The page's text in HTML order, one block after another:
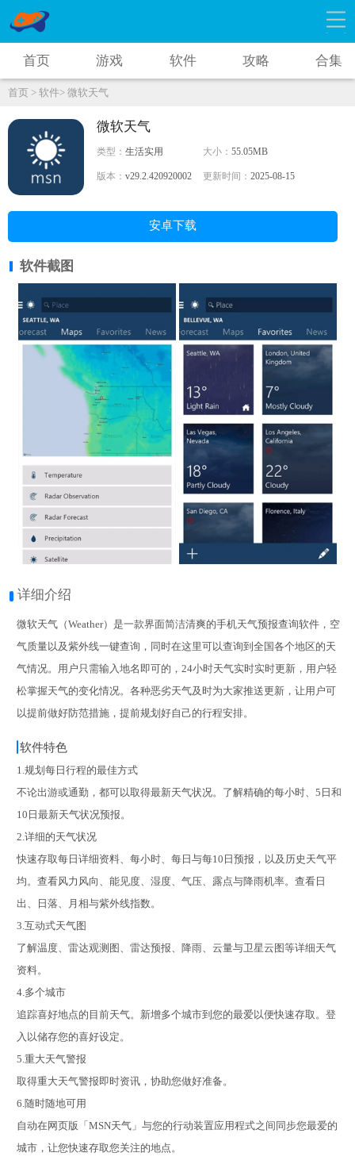
首页 游戏 软件 攻略 合集
首页 > 软件> 微软天气
微软天气
类型：生活实用 大小： 55.05MB
版本：v29.2.420920002 更新时间： 2025-08-15
安卓下载
软件截图
详细介绍
微软天气（Weather）是一款界面简洁清爽的手机天气预报查询软件，空
气质量以及紫外线一键查询，同时在这里可以查询到全国各个地区的天
气情况。用户只需输入地名即可的，24小时天气实时实时更新，用户轻
松掌握天气的变化情况。各种恶劣天气及时为大家推送更新，让用户可
以提前做好防范措施，提前规划好自己的行程安排。
软件特色
1.规划每日行程的最佳方式
不论出游或通勤，都可以取得最新天气状况。了解精确的每小时、5日和
10日最新天气状况预报。
2.详细的天气状况
快速存取每日详细资料、每小时、每日与每10日预报，以及历史天气平
均。查看风力风向、能见度、湿度、气压、露点与降雨机率。查看日
出、日落、月相与紫外线指数。
3.互动式天气图
了解温度、雷达观测图、雷达预报、降雨、云量与卫星云图等详细天气
资料。
4.多个城市
追踪喜好地点的目前天气。新增多个城市到您的最爱以便快速存取。登
入以储存您的喜好设定。
5.重大天气警报
取得重大天气警报即时资讯，协助您做好准备。
6.随时随地可用
自动在网页版「MSN天气」与您的行动装置应用程式之间同步您最爱的
城市，让您快速存取您关注的地点。